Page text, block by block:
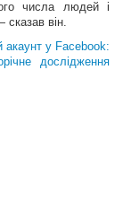
числа людей і
він.
акаунт у Facebook:
дослідження